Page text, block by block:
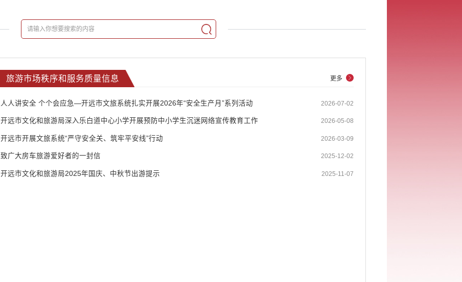
旅游市场秩序和服务质量信息
人人讲安全 个个会应急—开远市文旅系统扎实开展2026年“安全生产月”系列活动 2026-07-02
开远市文化和旅游局深入乐白道中心小学开展预防中小学生沉迷网络宣传教育工作 2026-05-08
开远市开展文旅系统“严守安全关、筑牢平安线”行动 2026-03-09
致广大房车旅游爱好者的一封信 2025-12-02
开远市文化和旅游局2025年国庆、中秋节出游提示 2025-11-07
更多